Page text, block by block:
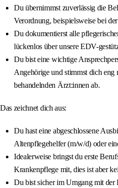
Du übernimmst zuverlässig die
Verordnung, beispielsweise bei
Du dokumentierst alle
lückenlos über unsere EDV-
Du bist eine wichtige
Angehörige und stimmst dich eng
behandelnden Ärzt:innen ab.
Das zeichnet dich aus:
Du hast eine abgeschlossene
Altenpflegehelfer (m/w/d) oder
Idealerweise bringst du erste
Krankenpflege mit, dies ist aber
Du bist sicher im Umgang mit der